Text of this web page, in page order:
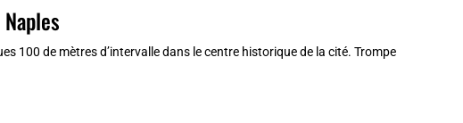
100 de mètres d’intervalle dans le centre historique de la cité. Trompe